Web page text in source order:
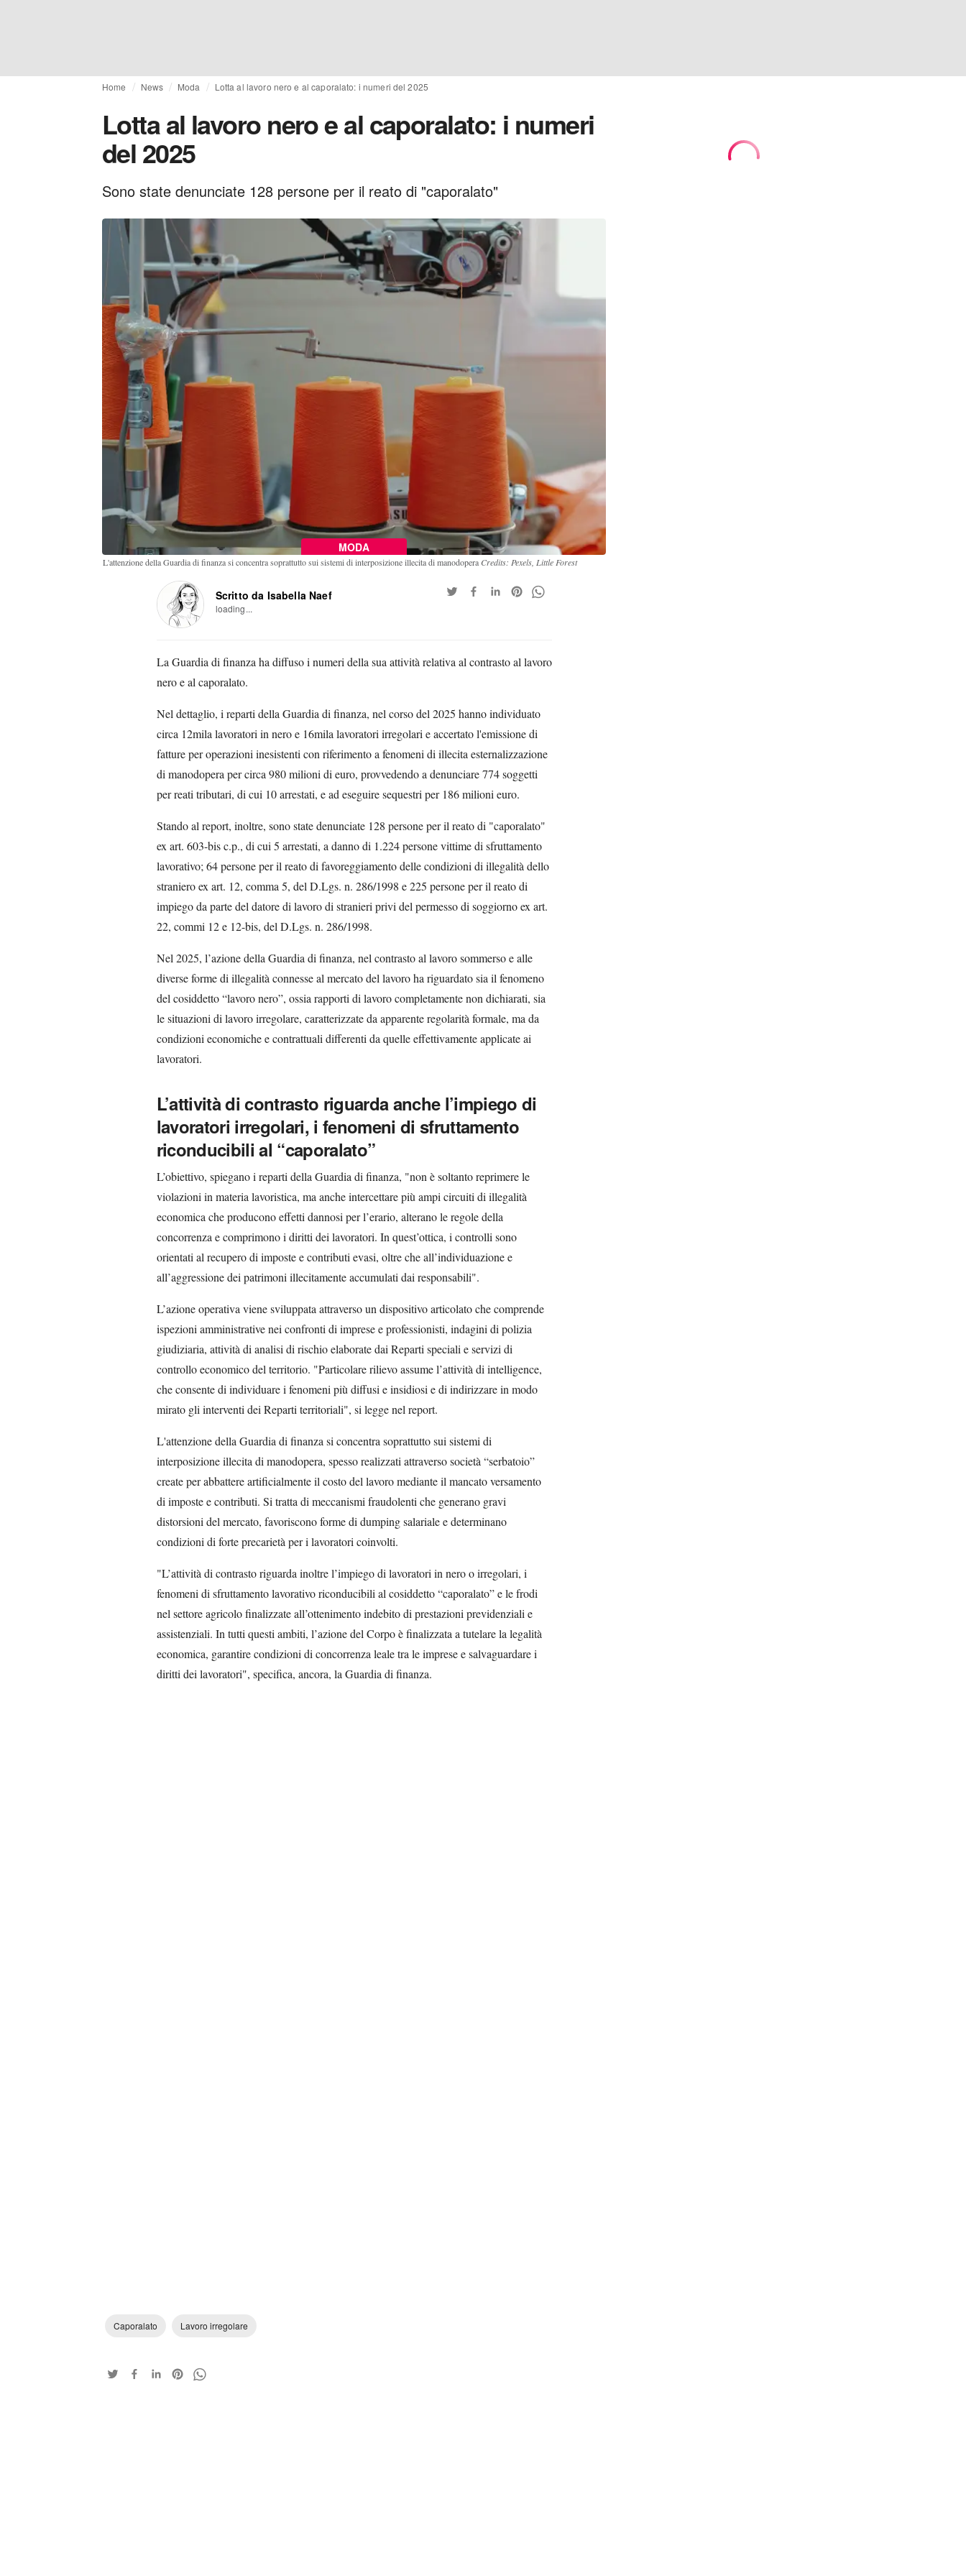
Home News Moda Lotta al lavoro nero e al caporalato: i numeri del 2025
Lotta al lavoro nero e al caporalato: i numeri
del 2025
Sono state denunciate 128 persone per il reato di "caporalato"
MODA
L'attenzione della Guardia di finanza si concentra soprattutto sui sistemi di interposizione illecita di manodopera Credits: Pexels, Little Forest
Scritto da Isabella Naef
loading...
La Guardia di finanza ha diffuso i numeri della sua attività relativa al contrasto al lavoro
nero e al caporalato.
Nel dettaglio, i reparti della Guardia di finanza, nel corso del 2025 hanno individuato
circa 12mila lavoratori in nero e 16mila lavoratori irregolari e accertato l'emissione di
fatture per operazioni inesistenti con riferimento a fenomeni di illecita esternalizzazione
di manodopera per circa 980 milioni di euro, provvedendo a denunciare 774 soggetti
per reati tributari, di cui 10 arrestati, e ad eseguire sequestri per 186 milioni euro.
Stando al report, inoltre, sono state denunciate 128 persone per il reato di "caporalato"
ex art. 603-bis c.p., di cui 5 arrestati, a danno di 1.224 persone vittime di sfruttamento
lavorativo; 64 persone per il reato di favoreggiamento delle condizioni di illegalità dello
straniero ex art. 12, comma 5, del D.Lgs. n. 286/1998 e 225 persone per il reato di
impiego da parte del datore di lavoro di stranieri privi del permesso di soggiorno ex art.
22, commi 12 e 12-bis, del D.Lgs. n. 286/1998.
Nel 2025, l’azione della Guardia di finanza, nel contrasto al lavoro sommerso e alle
diverse forme di illegalità connesse al mercato del lavoro ha riguardato sia il fenomeno
del cosiddetto “lavoro nero”, ossia rapporti di lavoro completamente non dichiarati, sia
le situazioni di lavoro irregolare, caratterizzate da apparente regolarità formale, ma da
condizioni economiche e contrattuali differenti da quelle effettivamente applicate ai
lavoratori.
L’attività di contrasto riguarda anche l’impiego di
lavoratori irregolari, i fenomeni di sfruttamento
riconducibili al “caporalato”
L’obiettivo, spiegano i reparti della Guardia di finanza, "non è soltanto reprimere le
violazioni in materia lavoristica, ma anche intercettare più ampi circuiti di illegalità
economica che producono effetti dannosi per l’erario, alterano le regole della
concorrenza e comprimono i diritti dei lavoratori. In quest’ottica, i controlli sono
orientati al recupero di imposte e contributi evasi, oltre che all’individuazione e
all’aggressione dei patrimoni illecitamente accumulati dai responsabili".
L’azione operativa viene sviluppata attraverso un dispositivo articolato che comprende
ispezioni amministrative nei confronti di imprese e professionisti, indagini di polizia
giudiziaria, attività di analisi di rischio elaborate dai Reparti speciali e servizi di
controllo economico del territorio. "Particolare rilievo assume l’attività di intelligence,
che consente di individuare i fenomeni più diffusi e insidiosi e di indirizzare in modo
mirato gli interventi dei Reparti territoriali", si legge nel report.
L'attenzione della Guardia di finanza si concentra soprattutto sui sistemi di
interposizione illecita di manodopera, spesso realizzati attraverso società “serbatoio”
create per abbattere artificialmente il costo del lavoro mediante il mancato versamento
di imposte e contributi. Si tratta di meccanismi fraudolenti che generano gravi
distorsioni del mercato, favoriscono forme di dumping salariale e determinano
condizioni di forte precarietà per i lavoratori coinvolti.
"L’attività di contrasto riguarda inoltre l’impiego di lavoratori in nero o irregolari, i
fenomeni di sfruttamento lavorativo riconducibili al cosiddetto “caporalato” e le frodi
nel settore agricolo finalizzate all’ottenimento indebito di prestazioni previdenziali e
assistenziali. In tutti questi ambiti, l’azione del Corpo è finalizzata a tutelare la legalità
economica, garantire condizioni di concorrenza leale tra le imprese e salvaguardare i
diritti dei lavoratori", specifica, ancora, la Guardia di finanza.
Caporalato Lavoro irregolare